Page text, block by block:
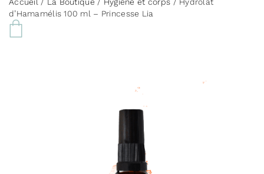
d’Hamamélis 100 ml – Princesse Lia